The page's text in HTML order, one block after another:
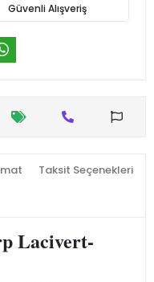
Güvenli Alışveriş
Taksit Seçenekleri
Lacivert-